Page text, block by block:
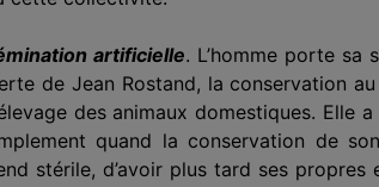
artificielle. L’homme porte sa
de Jean Rostand, la conservation
des animaux domestiques. Elle
quand la conservation de
stérile, d’avoir plus tard ses propres